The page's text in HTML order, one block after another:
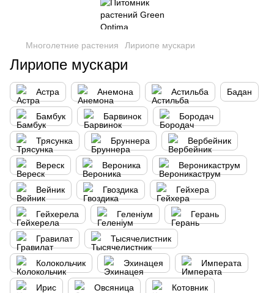
Многолетние растения Лириопе мускари
Лириопе мускари
Астра Анемона Астильба Бадан
Бамбук Барвинок Бородач
Трясунка Бруннера Вербейник
Вереск Вероника Вероникаструм
Вейник Гвоздика Гейхера
Гейхерела Геленіум Герань
Гравилат Тысячелистник
Колокольчик Эхинацея Императа
Ирис Овсяница Котовник